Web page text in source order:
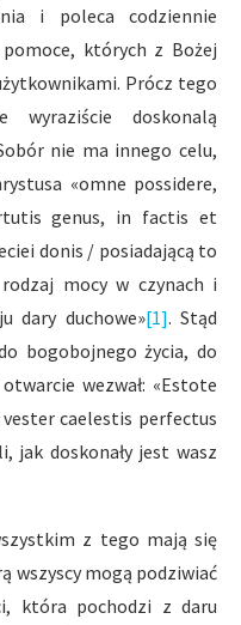
i poleca codziennie
których z Bożej
Prócz tego
wyraziście doskonalą
nie ma innego celu,
«omne possidere,
genus, in factis et
donis / posiadającą to
mocy w czynach i
dary duchowe»[1]. Stąd
bogobojnego życia, do
wezwał: «Estote
caelestis perfectus
jak doskonały jest wasz
z tego mają się
wszyscy mogą podziwiać
która pochodzi z daru